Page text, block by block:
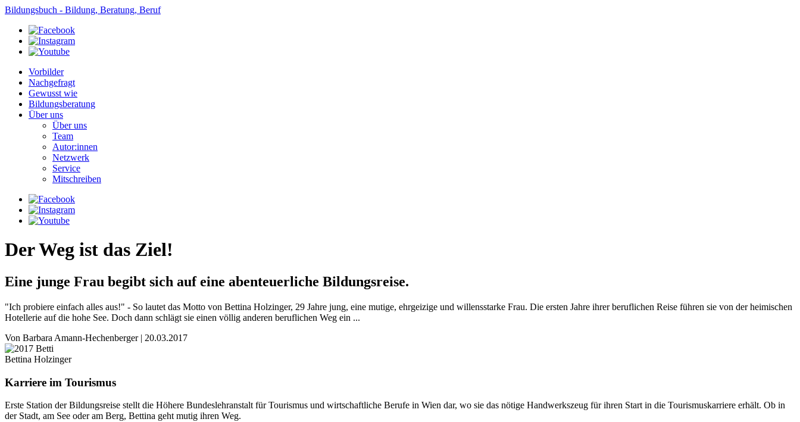
Bildungsbuch - Bildung, Beratung, Beruf
Vorbilder
Nachgefragt
Gewusst wie
Bildungsberatung
Über uns
Über uns
Team
Autor:innen
Netzwerk
Service
Mitschreiben
Der Weg ist das Ziel!
Eine junge Frau begibt sich auf eine abenteuerliche Bildungsreise.
"Ich probiere einfach alles aus!" - So lautet das Motto von Bettina Holzinger, 29 Jahre jung, eine mutige, ehrgeizige und willensstarke Frau. Die ersten Jahre ihrer beruflichen Reise führen sie von der heimischen
Hotellerie auf die hohe See. Doch dann schlägt sie einen völlig anderen beruflichen Weg ein ...
Von Barbara Amann-Hechenberger| 20.03.2017
Bettina Holzinger
Karriere im Tourismus
Erste Station der Bildungsreise stellt die Höhere Bundeslehranstalt für Tourismus und wirtschaftliche Berufe in Wien dar, wo sie das nötige Handwerkszeug für ihren Start in die Tourismuskarriere erhält. Ob in
der Stadt, am See oder am Berg, Bettina geht mutig ihren Weg.